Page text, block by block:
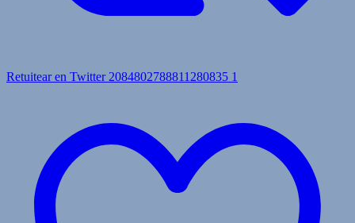
Retuitear en Twitter 2084802788811280835 1